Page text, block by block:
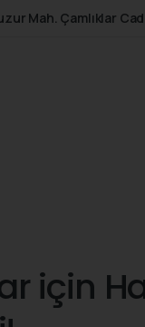
Mah. Çamlıklar
için